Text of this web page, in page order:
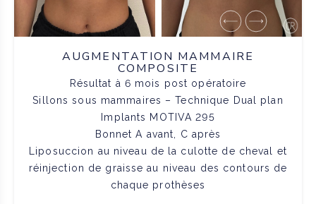
AUGMENTATION MAMMAIRE
COMPOSITE
Résultat à 6 mois post opératoire
Sillons sous mammaires – Technique Dual plan
Implants MOTIVA 295
Bonnet A avant, C après
Liposuccion au niveau de la culotte de cheval et
réinjection de graisse au niveau des contours de
chaque prothèses